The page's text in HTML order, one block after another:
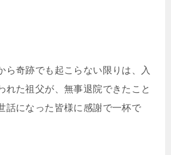
ら奇跡でも起こらない限りは、入
れた祖父が、無事退院できたこと
話になった皆様に感謝で一杯で